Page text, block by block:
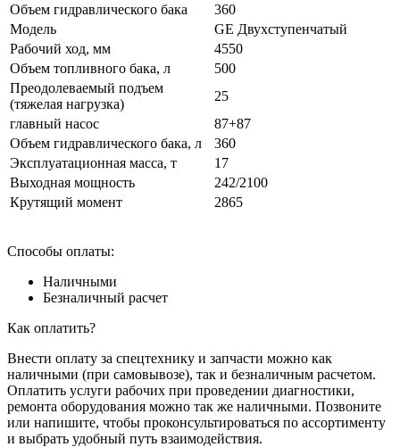
Объем гидравлического бака
360
Модель
GE Двухступенчатый
Рабочий ход, мм
4550
Объем топливного бака, л
500
Преодолеваемый подъем
(тяжелая нагрузка)
25
главный насос
87+87
Объем гидравлического бака, л
360
Эксплуатационная масса, т
17
Выходная мощность
242/2100
Крутящий момент
2865
Способы оплаты:
Наличными
Безналичный расчет
Как оплатить?
Внести оплату за спецтехнику и запчасти можно как
наличными (при самовывозе), так и безналичным расчетом.
Оплатить услуги рабочих при проведении диагностики,
ремонта оборудования можно так же наличными. Позвоните
или напишите, чтобы проконсультироваться по ассортименту
и выбрать удобный путь взаимодействия.